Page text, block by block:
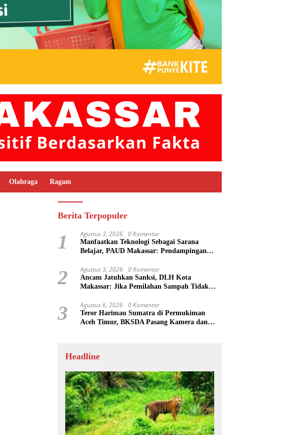
Olahraga Ragam
Berita Terpopuler
1 Agustus 3, 2026 0 Komentar
Manfaatkan Teknologi Sebagai Sarana
Belajar, PAUD Makassar: Pendampingan
2 Agustus 3, 2026 0 Komentar
Ancam Jatuhkan Sanksi, DLH Kota
Makassar: Jika Pemilahan Sampah Tidak
3 Agustus 6, 2026 0 Komentar
Teror Harimau Sumatra di Permukiman
Aceh Timur, BKSDA Pasang Kamera dan
Headline